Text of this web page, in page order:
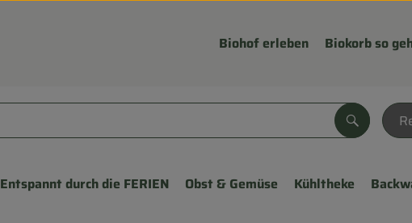
Biohof erleben Biokorb so
Suchen
Entspannt durch die FERIEN Obst & Gemüse Kühltheke